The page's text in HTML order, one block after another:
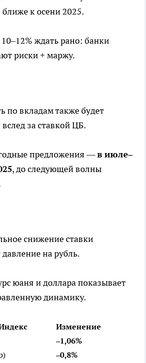
ближе к осени 2025.
ждать рано: банки
риски + маржу.
по вкладам также будет
за ставкой ЦБ.
предложения —в июле–
, до следующей волны
снижение ставки
на рубль.
юаня и доллара показывает
динамику.
Изменение
–1,06%
–0,8%